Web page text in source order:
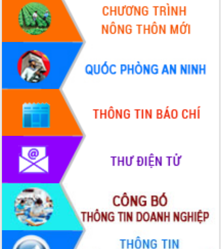
với Tập đoàn Bưu chính Viễn thông
Việt Nam
Thứ trưởng Bộ Y tế làm việc với tỉnh
Đắk Lắk về phát triển nhân lực y tế
cho trạm y tế cấp xã
Du lịch Đắk Lắk nâng tầm trải nghiệm
du khách thông qua Hệ thống cơ sở dữ
liệu và Bản đồ số
Tập huấn ứng dụng trí tuệ nhân tạo (AI)
trong thương mại điện tử năm 2026
Đoàn đại biểu Quốc hội tỉnh Đắk Lắk
trao đổi thông tin trước Kỳ họp thứ
nhất, Quốc hội khóa XVI
Quyết liệt cải cách hành chính, khơi
thông nguồn lực phát triển
Nâng cao hiệu lực, hiệu quả HĐND
tỉnh thông qua hiện đại hóa hành chính
Xã Ea Phê gắn cải cách hành chính với
chuyển đổi số
Phó Chủ tịch Thường trực UBND tỉnh
Hồ Thị Nguyên Thảo làm việc tại Trung
tâm Phục vụ hành chính công xã Ea
Phê